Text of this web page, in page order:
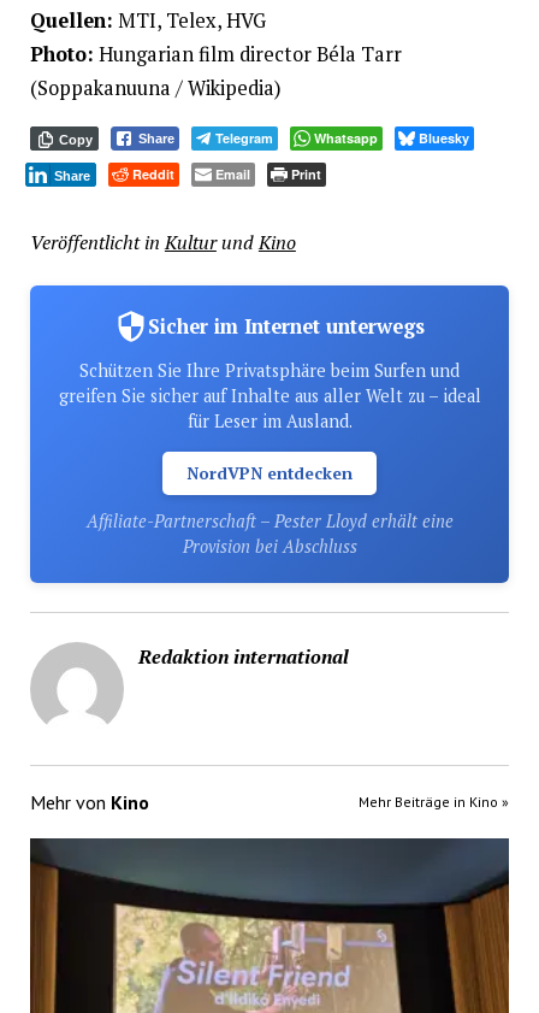
Quellen: MTI, Telex, HVG
Photo: Hungarian film director Béla Tarr
(Soppakanuuna / Wikipedia)
Copy Share Telegram Whatsapp Bluesky
Share Reddit Email Print
Veröffentlicht in KulturundKino
Sicher im Internet unterwegs
Schützen Sie Ihre Privatsphäre beim Surfen und
greifen Sie sicher auf Inhalte aus aller Welt zu – ideal
für Leser im Ausland.
NordVPN entdecken
Affiliate-Partnerschaft – Pester Lloyd erhält eine
Provision bei Abschluss
Redaktion international
Mehr von Kino Mehr Beiträge in Kino »